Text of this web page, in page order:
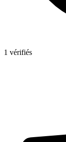
1 vérifiés